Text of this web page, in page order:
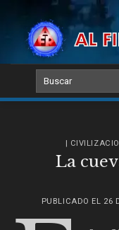
content
|
La
PUBLICADO EL 26